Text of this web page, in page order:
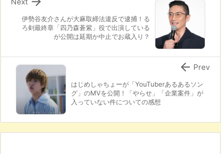
伊勢谷友介さんが大麻取締法違反で逮捕！る
ろ剣最終章「四乃森蒼紫」役で出演している
が公開は延期か中止でお蔵入り？
はじめしゃちょーが「YouTuberあるあるソン
グ」のMVを公開！「やらせ」「企業案件」が
入っていない件についての感想
 Prev